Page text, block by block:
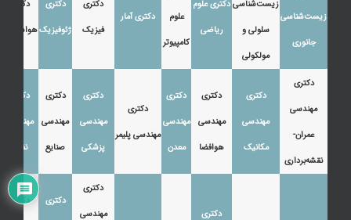
زیست‌شناسی
جانوری
زیست‌شناسی
سلولی و
مولکولی
دکتری علوم
ریاضی
علوم
کامپیوتر
دکتری آمار
دکتری
فیزیک
دکتری
ژئوفیزیک
دکتری
هواشناسی
دکتری
مهندسی
عمران-
نقشه‌برداری
دکتری
مهندسی
مکانیک
دکتری
مهندسی
هوافضا
دکتری
مهندسی
معدن
دکتری
مهندسی پلیمر
دکتری
مهندسی
پزشکی
دکتری
مهندسی
صنایع
دکتری
مهندسی
نفت
دکتری
دکتری
مهندسی
دکتری
دکتری